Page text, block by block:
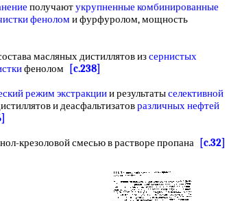
получаютукрупненные комбинированные
фенолом и фурфуролом, мощность
масляных дистиллятов изсернистых
фенолом
[c.238]
режим экстракциии результатыселективной
и деасфальтизатовразличных нефтей
крезоловой смесью в растворе пропана
[c.32]